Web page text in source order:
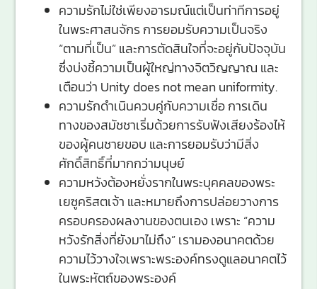
ความรักไม่ใช่เพียงอารมณ์แต่เป็นท่าทีการอยู่
ในพระศาสนจักร การยอมรับความเป็นจริง
“ตามที่เป็น” และการตัดสินใจที่จะอยู่กับปัจจุบัน
ซึ่งบ่งชี้ความเป็นผู้ใหญ่ทางจิตวิญญาณ และ
เตือนว่า Unity does not mean uniformity.
ความรักดำเนินควบคู่กับความเชื่อ การเดิน
ทางของสมัชชาเริ่มด้วยการรับฟังเสียงร้องไห้
ของผู้คนชายขอบ และการยอมรับว่ามีสิ่ง
ศักดิ์สิทธิ์ที่มากกว่ามนุษย์
ความหวังต้องหยั่งรากในพระบุคคลของพระ
เยซูคริสตเจ้า และหมายถึงการปล่อยวางการ
ครอบครองผลงานของตนเอง เพราะ “ความ
หวังรักสิ่งที่ยังมาไม่ถึง” เรามองอนาคตด้วย
ความไว้วางใจเพราะพระองค์ทรงดูแลอนาคตไว้
ในพระหัตถ์ของพระองค์